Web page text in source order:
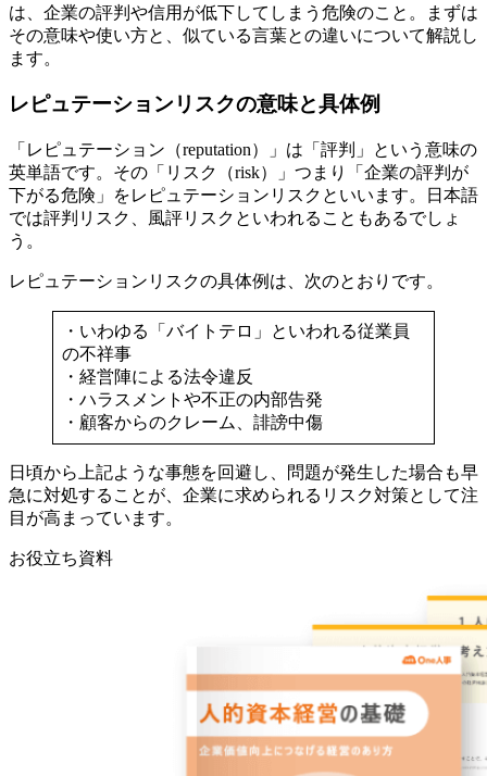
は、企業の評判や信用が低下してしまう危険のこと。まずは
その意味や使い方と、似ている言葉との違いについて解説し
ます。
レピュテーションリスクの意味と具体例
「レピュテーション（reputation）」は「評判」という意味の
英単語です。その「リスク（risk）」つまり「企業の評判が
下がる危険」をレピュテーションリスクといいます。日本語
では評判リスク、風評リスクといわれることもあるでしょ
う。
レピュテーションリスクの具体例は、次のとおりです。
・いわゆる「バイトテロ」といわれる従業員
の不祥事
・経営陣による法令違反
・ハラスメントや不正の内部告発
・顧客からのクレーム、誹謗中傷
日頃から上記ような事態を回避し、問題が発生した場合も早
急に対処することが、企業に求められるリスク対策として注
目が高まっています。
お役立ち資料